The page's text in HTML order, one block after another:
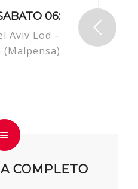
06:
Aviv Lod –
(Malpensa)
COMPLETO